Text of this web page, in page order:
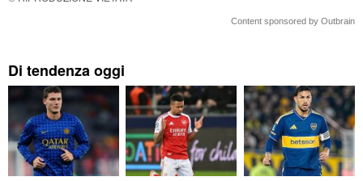
Content sponsored by Outbrain
Di tendenza oggi